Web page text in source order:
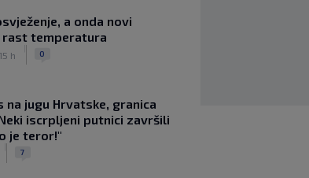
a onda novi
temperatura
h 0
na jugu Hrvatske, granica
iscrpljeni putnici završili
je teror!"
7